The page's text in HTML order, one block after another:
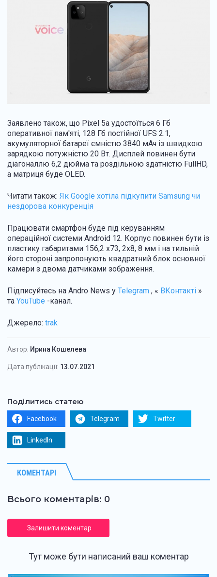
Заявлено також, що Pixel 5a удостоїться 6 Гб
оперативної пам'яті, 128 Гб постійної UFS 2.1,
акумуляторної батареї ємністю 3840 мАч із швидкою
зарядкою потужністю 20 Вт. Дисплей повинен бути
діагоналлю 6,2 дюйма та роздільною здатністю FullHD,
а матриця буде OLED.
Читати також: Як Google хотіла підкупити Samsung чи
нездорова конкуренція
Працювати смартфон буде під керуванням
операційної системи Android 12. Корпус повинен бути із
пластику габаритами 156,2 х73, 2х8, 8 мм і на тильній
його стороні запропонують квадратний блок основної
камери з двома датчиками зображення.
Підписуйтесь на Andro News у Telegram , « ВКонтакті »
та YouTube -канал.
Джерело: trak
Автор: Ирина Кошелева
Дата публікації: 13.07.2021
Поділитись статею
Facebook Telegram Twitter
LinkedIn
КОМЕНТАРІ
Всього коментарів: 0
Залишити коментар
Тут може бути написаний ваш коментар